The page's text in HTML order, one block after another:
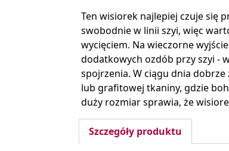
Ten wisiorek najlepiej czuje się
swobodnie w linii szyi, więc
wycięciem. Na wieczorne
dodatkowych ozdób przy szyi -
spojrzenia. W ciągu dnia
lub grafitowej tkaniny, gdzie
duży rozmiar sprawia, że
Szczegóły produktu